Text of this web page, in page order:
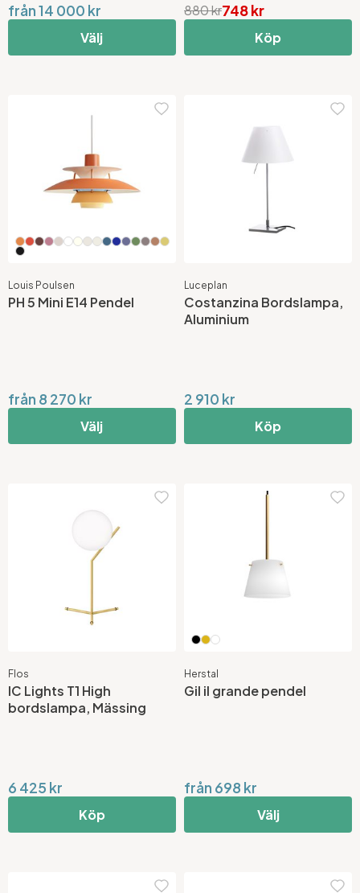
från 14 000 kr
Välj
748 kr
880 kr
Köp
Louis Poulsen
PH 5 Mini E14 Pendel
från 8 270 kr
Välj
Luceplan
Costanzina Bordslampa,
Aluminium
2 910 kr
Köp
Flos
IC Lights T1 High
bordslampa, Mässing
6 425 kr
Köp
Herstal
Gil il grande pendel
från 698 kr
Välj